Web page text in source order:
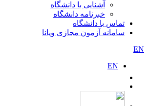
آشنایی با دانشگاه
خبرنامه دانشگاه
تماس با دانشگاه
سامانه آزمون مجازی ویانا
EN
EN